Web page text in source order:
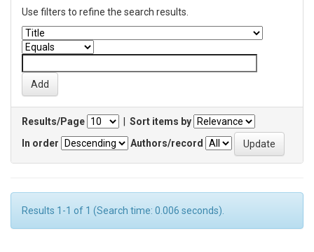
Use filters to refine the search results.
Results/Page
Sort items by
In order
Authors/record
Results 1-1 of 1 (Search time: 0.006 seconds).